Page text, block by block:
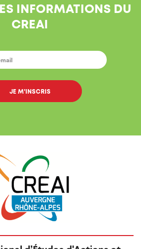
INFORMATIONS DU
CREAI